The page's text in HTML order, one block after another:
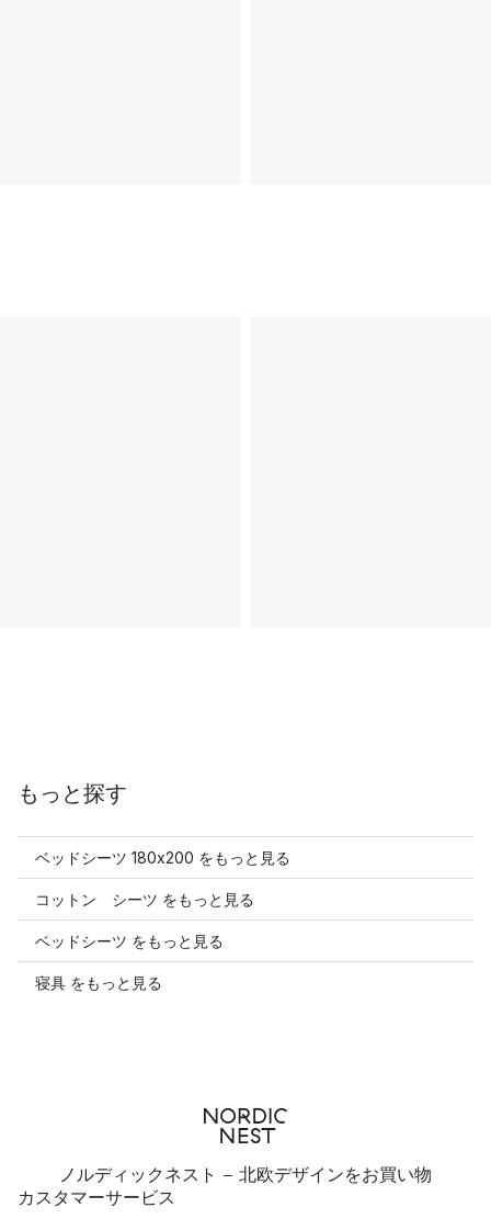
もっと探す
ベッドシーツ 180x200 をもっと見る
コットン シーツ をもっと見る
ベッドシーツ をもっと見る
寝具 をもっと見る
ノルディックネスト - 北欧デザインをお買い物
カスタマーサービス